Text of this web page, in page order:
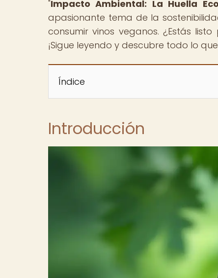
"Impacto Ambiental: La Huella
apasionante tema de la
consumir vinos veganos. ¿Estás
¡Sigue leyendo y descubre todo lo
Índice
Introducción